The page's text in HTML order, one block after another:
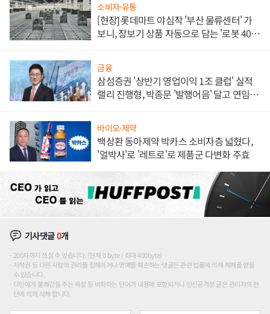
소비자·유통
[현장] 롯데마트 야심작 '부산 물류센터' 가
보니, 장보기 상품 자동으로 담는 '로봇 400
금융
삼섬증권 '상반기 영업이익 1조 클럽' 실적
랠리 진행형, 박종문 '발행어음' 달고 연임 향
바이오·제약
백상환 동아제약 박카스 소비자층 넓혔다,
'얼박사'로 '레트로'로 제품군 다변화 주효
기사댓글0개
200자까지 쓰실 수 있습니다. (현재 0 byte / 최대 400byte)
저작권 등 다른 사람의 권리를 침해하거나 명예를 훼손하는 댓글은 관련 법률에 의해 제재를 받을
수 있습니다.
타인에게 불쾌감을 주는 욕설 등 비하하는 단어가 내용에 포함되거나 인신공격성 글은 관리자의 판
단에 의해 삭제 합니다.